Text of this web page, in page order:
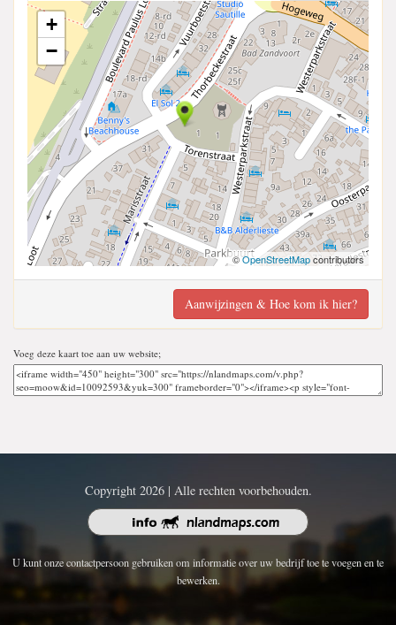
+
−
©OpenStreetMapcontributors
Aanwijzingen & Hoe kom ik hier?
Voeg deze kaart toe aan uw website;
Copyright 2026 | Alle rechten voorbehouden.
U kunt onze contactpersoon gebruiken om informatie over uw bedrijf toe te voegen en te
bewerken.